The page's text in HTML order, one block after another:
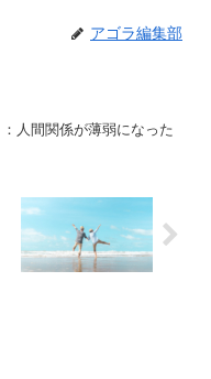
アゴラ編集部
人間関係が薄弱になった